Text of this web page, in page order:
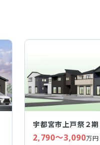
宇都宮市上戸祭２
2,790～3,090万円